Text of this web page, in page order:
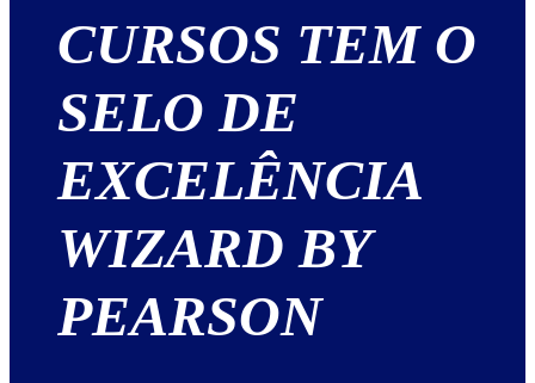
CURSOS TEM O
SELO DE
EXCELÊNCIA
WIZARD BY
PEARSON